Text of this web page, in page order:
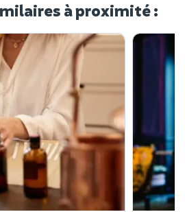
à proximité :